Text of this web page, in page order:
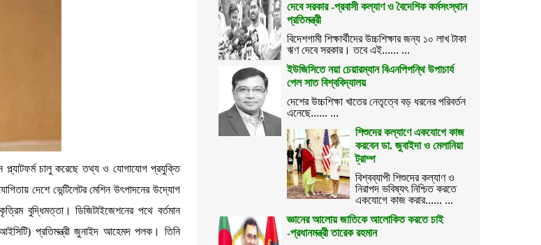
চালু করেছে তথ্য ও যোগাযোগ প্রযুক্তি
দেশে ভেন্টিলেটর মেশিন উৎপাদনের উদ্যোগ
বুদ্ধিমত্তা। ডিজিটাইজেশনের পথে বর্তমান
প্রতিমন্ত্রী জুনাইদ আহেমদ পলক। তিনি
দেবে সরকার -প্রবাসী কল্যাণ ও বৈদেশিক কর্মসংস্থান
প্রতিমন্ত্রী
বিদেশগামী শিক্ষার্থীদের উচ্চশিক্ষার জন্য ১০ লাখ টাকা
ঋণ দেবে সরকার। তবে এই...... ...
ইউজিসিতে নয়া চেয়ারম্যান বিএনপিপন্থি উপাচার্য
পেল সাত বিশ্ববিদ্যালয়
দেশের উচ্চশিক্ষা খাতের নেতৃত্বে বড় ধরনের পরিবর্তন
এনেছে...... ...
শিশুদের কল্যাণে একযোগে কাজ
করবেন ডা. জুবাইদা ও মেলানিয়া
ট্রাম্প
বিশ্বব্যাপী শিশুদের কল্যাণ ও
নিরাপদ ভবিষ্যৎ নিশ্চিত করতে
একযোগে কাজ করার...... ...
জ্ঞানের আলোয় জাতিকে আলোকিত করতে চাই
-প্রধানমন্ত্রী তারেক রহমান